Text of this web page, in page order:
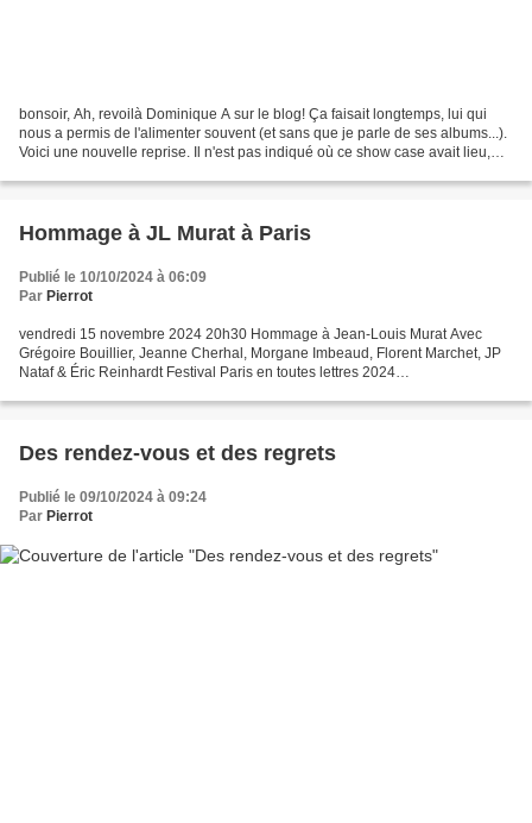
bonsoir, Ah, revoilà Dominique A sur le blog! Ça faisait longtemps, lui qui
nous a permis de l'alimenter souvent (et sans que je parle de ses albums...).
Voici une nouvelle reprise. Il n'est pas indiqué où ce show case avait lieu,
Hommage à JL Murat à Paris
Publié le 10/10/2024 à 06:09
Par Pierrot
vendredi 15 novembre 2024 20h30 Hommage à Jean-Louis Murat Avec
Grégoire Bouillier, Jeanne Cherhal, Morgane Imbeaud, Florent Marchet, JP
Nataf & Éric Reinhardt Festival Paris en toutes lettres 2024
murat/...
Des rendez-vous et des regrets
Publié le 09/10/2024 à 09:24
Par Pierrot